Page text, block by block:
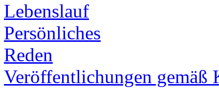
Lebenslauf
Persönliches
Reden
Veröffentlichungen gemäß